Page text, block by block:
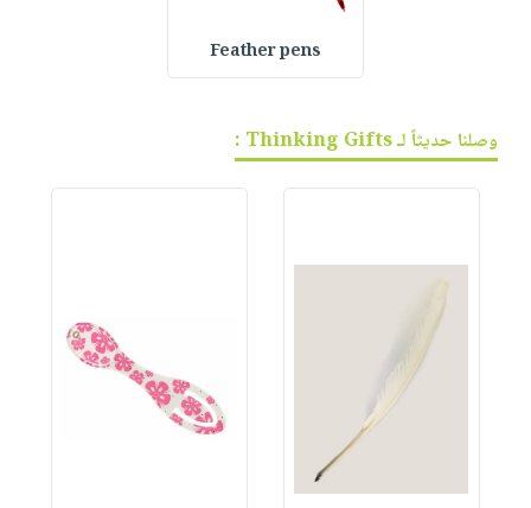
Feather pens
وصلنا حديثاً لـ Thinking Gifts :